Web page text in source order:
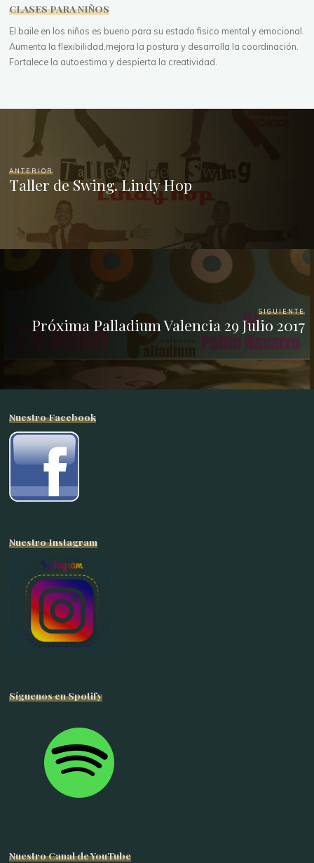
CLASES PARA NIÑOS
El baile en los niños es bueno para su estado fisico mental y emocional.
Aumenta la flexibilidad,mejora la postura y desarrolla la coordinación.
Fortalece la autoestima y despierta la creatividad.
ANTERIOR
Taller de Swing. Lindy Hop
SIGUIENTE
Próxima Palladium Valencia 29 Julio 2017
Nuestro Facebook
Nuestro Instagram
Síguenos en Spotify
Nuestro Canal de YouTube